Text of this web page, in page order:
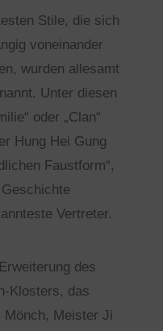
Stile, die sich
voneinander
wurden allesamt
Unter diesen
oder „Clan“
Hung Hei Gung
Faustform“,
Vertreter.
des
Klosters, das
Mönch, Meister Ji